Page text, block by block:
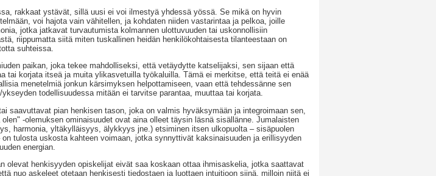
rakkaat ystävät, sillä uusi ei voi ilmestyä yhdessä yössä. Se mikä on hyvin
voi hajota vain vähitellen, ja kohdaten niiden vastarintaa ja pelkoa, joille
jotka jatkavat turvautumista kolmannen ulottuvuuden tai uskonnollisiin
riippumatta siitä miten tuskallinen heidän henkilökohtaisesta tilanteestaan on
suhteissa.
paikan, joka tekee mahdolliseksi, että vetäydytte katselijaksi, sen sijaan että
tai korjata itseä ja muita ylikasvetuilla työkaluilla. Tämä ei merkitse, että teitä ei enää
menetelmiä jonkun kärsimyksen helpottamiseen, vaan että tehdessänne sen
todellisuudessa mitään ei tarvitse parantaa, muuttaa tai korjata.
saavuttavat pian henkisen tason, joka on valmis hyväksymään ja integroimaan sen,
-olemuksen ominaisuudet ovat aina olleet täysin läsnä sisällänne. Jumalaisten
harmonia, yltäkylläisyys, älykkyys jne.) etsiminen itsen ulkopuolta – sisäpuolen
tulosta uskosta kahteen voimaan, jotka synnyttivät kaksinaisuuden ja erillisyyden
energian.
olevat henkisyyden opiskelijat eivät saa koskaan ottaa ihmisaskelia, jotka saattavat
nuo askeleet otetaan henkisesti tiedostaen ja luottaen intuitioon siinä, milloin niitä ei